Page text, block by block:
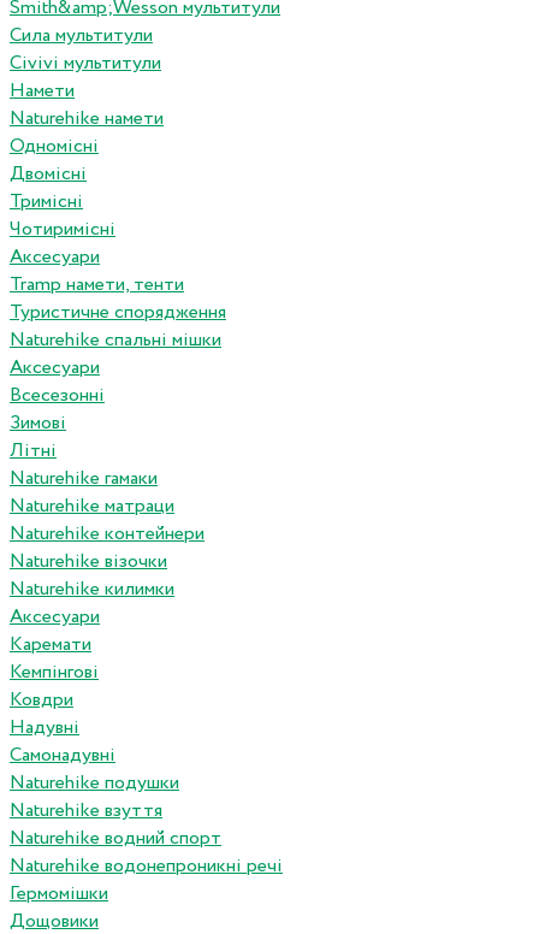
Smith&amp;Wesson мультитули
Сила мультитули
Civivi мультитули
Намети
Naturehike намети
Одномісні
Двомісні
Тримісні
Чотиримісні
Аксесуари
Tramp намети, тенти
Туристичне спорядження
Naturehike спальні мішки
Аксесуари
Всесезонні
Зимові
Літні
Naturehike гамаки
Naturehike матраци
Naturehike контейнери
Naturehike візочки
Naturehike килимки
Аксесуари
Каремати
Кемпінгові
Ковдри
Надувні
Самонадувні
Naturehike подушки
Naturehike взуття
Naturehike водний спорт
Naturehike водонепроникні речі
Гермомішки
Дощовики